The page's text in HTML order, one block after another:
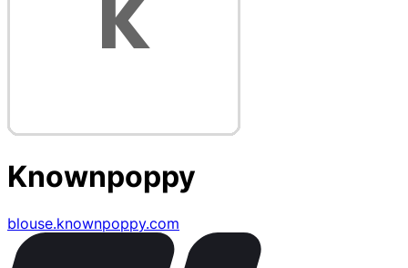
Knownpoppy
blouse.knownpoppy.com